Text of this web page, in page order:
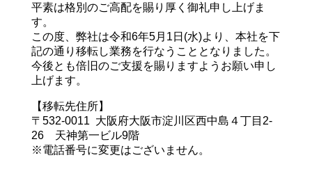
平素は格別のご高配を賜り厚く御礼申し上げま
す。
この度、弊社は令和6年5月1日(水)より、本社を下
記の通り移転し業務を行なうこととなりました。
今後とも倍旧のご支援を賜りますようお願い申し
上げます。
【移転先住所】
〒532-0011 大阪府大阪市淀川区西中島４丁目2-
26 天神第一ビル9階
※電話番号に変更はございません。